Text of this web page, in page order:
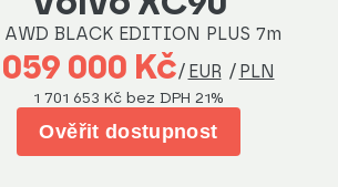
BLACK EDITION PLUS 7m
000 Kč/ EUR / PLN
1 701 653 Kč bez DPH 21%
Ověřit dostupnost